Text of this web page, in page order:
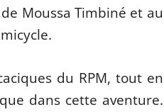
Moussa Timbiné et au
du RPM, tout en
dans cette aventure.